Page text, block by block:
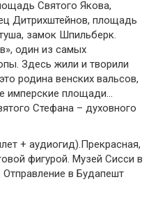
Святого Якова,
Дитрихштейнов, площадь
замок Шпильберк.
один из самых
Здесь жили и творили
родина венских вальсов,
имперские площади…
Стефана – духовного
+ аудиогид).Прекрасная,
фигурой. Музей Сисси в
Отправление в Будапешт